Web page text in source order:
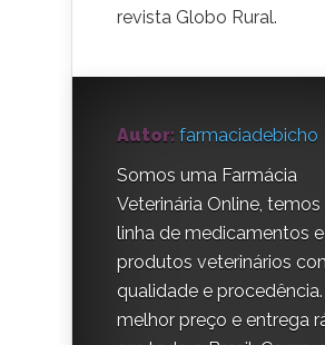
revista Globo Rural.
Autor: farmaciadebicho
Somos uma Farmácia
Veterinária Online,
linha de medicamentos e
produtos veterinários
qualidade e procedência.
melhor preço e entrega